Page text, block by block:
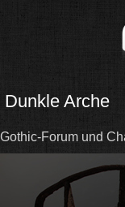
Dunkle Arche
Gothic-Forum und